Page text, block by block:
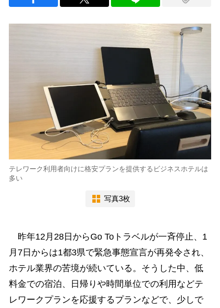
テレワーク利用者向けに格安プランを提供するビジネスホテルは
多い
写真3枚
昨年12月28日からGo Toトラベルが一斉停止、1
月7日からは1都3県で緊急事態宣言が再発令され、
ホテル業界の苦境が続いている。そうした中、低
料金での宿泊、日帰りや時間単位での利用などテ
レワークプランを応援するプランなどで、少しで